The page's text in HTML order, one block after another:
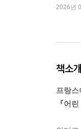
2026년
책소개
프랑
『어